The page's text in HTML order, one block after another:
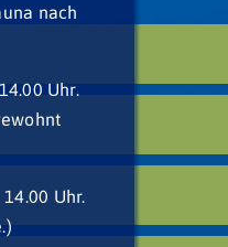
nach
Uhr.
Uhr.